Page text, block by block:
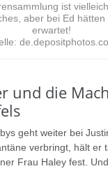
ist
aber bei Ed
erwartet!
und die
geht weiter bei
verbringt, hält er
Frau Haley fest.